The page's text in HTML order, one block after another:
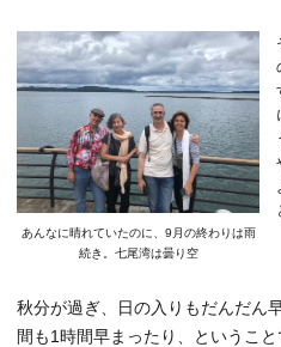
あんなに晴れていたのに、9月の終わりは雨
続き。七尾湾は曇り空
秋分が過ぎ、日の入りもだんだん
間も1時間早まったり、というこ